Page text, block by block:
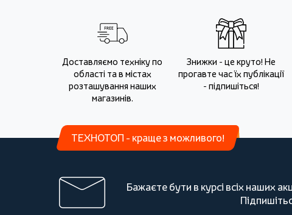
Доставляємо техніку по
області та в містах
розташування наших
магазинів.
Знижки - це круто! Не
прогавте час їх публікації
- підпишіться!
ТЕХНОТОП - краще з можливого!
Бажаєте бути в курсі всіх наших